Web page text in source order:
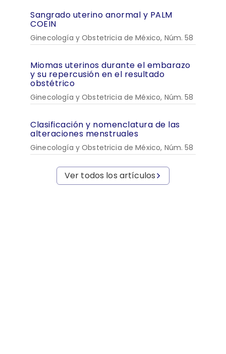
Sangrado uterino anormal y PALM
COEIN
Ginecología y Obstetricia de México, Núm. 58
Miomas uterinos durante el embarazo
y su repercusión en el resultado
obstétrico
Ginecología y Obstetricia de México, Núm. 58
Clasificación y nomenclatura de las
alteraciones menstruales
Ginecología y Obstetricia de México, Núm. 58
Ver todos los artículos